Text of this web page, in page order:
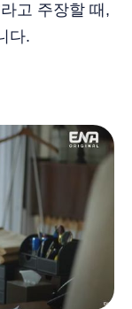
고 주장할 때,
다.